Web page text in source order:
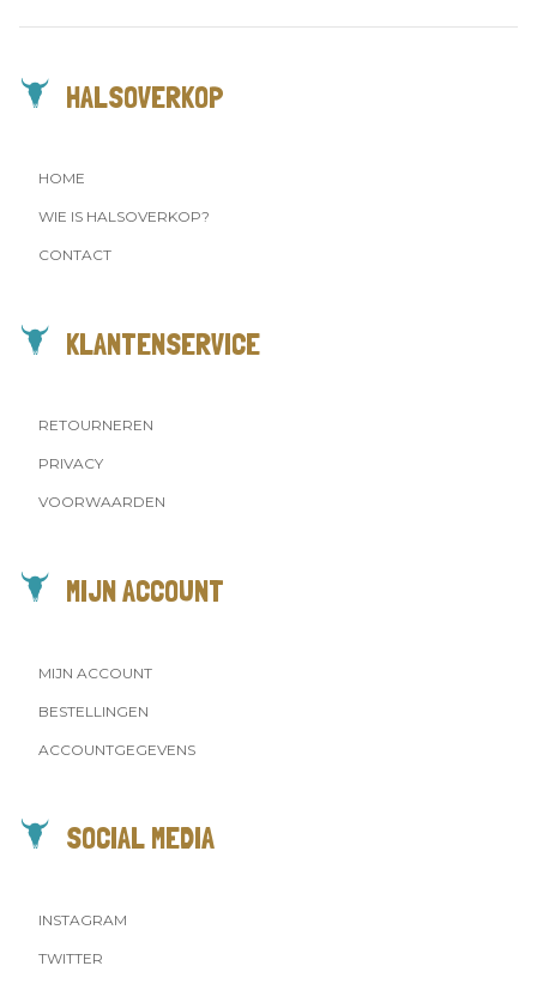
HALSOVERKOP
HOME
WIE IS HALSOVERKOP?
CONTACT
KLANTENSERVICE
RETOURNEREN
PRIVACY
VOORWAARDEN
MIJN ACCOUNT
MIJN ACCOUNT
BESTELLINGEN
ACCOUNTGEGEVENS
SOCIAL MEDIA
INSTAGRAM
TWITTER